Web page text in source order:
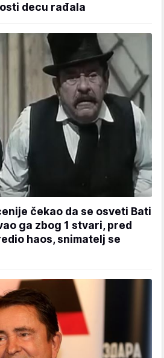
decu rađala
čekao da se osveti Bati
ga zbog 1 stvari, pred
haos, snimatelj se